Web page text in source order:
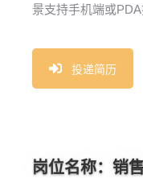
景支持手机端或
投递简历
岗位名称：销